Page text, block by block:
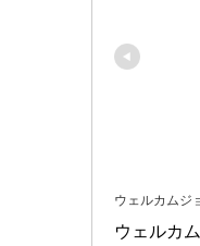
ウェルカムジ
ウェルカ